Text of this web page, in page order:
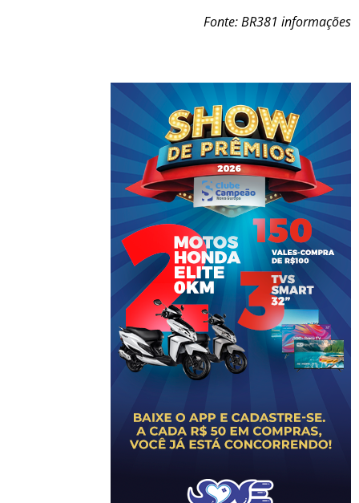
Fonte: BR381 informações